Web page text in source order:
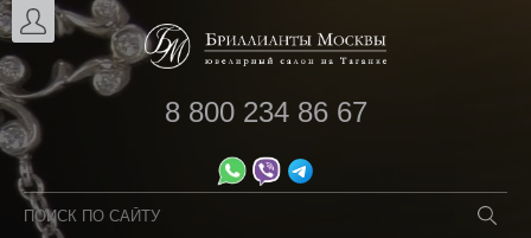
8 800 234 86 67